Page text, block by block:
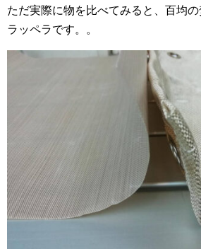
ただ実際に物を比べてみると、百均
ラッペラです。。